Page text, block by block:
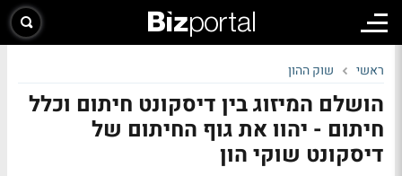
ראשי שוק ההון
הושלם המיזוג בין דיסקונט חיתום וכלל
חיתום - יהוו את גוף החיתום של
דיסקונט שוקי הון